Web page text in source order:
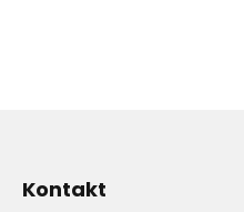
Kontakt